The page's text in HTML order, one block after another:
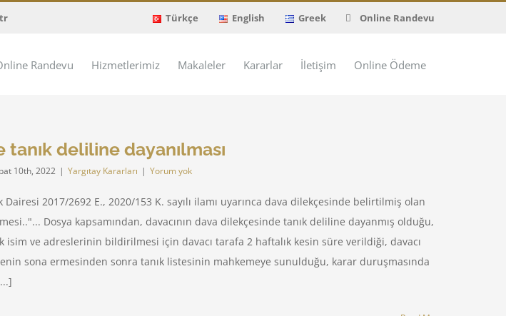
Türkçe English Greek Online Randevu
Randevu Hizmetlerimiz Makaleler Kararlar İletişim Online Ödeme
deliline dayanılması
10th, 2022 | Yargıtay Kararları | Yorum yok
Dairesi 2017/2692 E., 2020/153 K. sayılı ilamı uyarınca dava dilekçesinde belirtilmiş olan
Dosya kapsamından, davacının dava dilekçesinde tanık deliline dayanmış olduğu,
isim ve adreslerinin bildirilmesi için davacı tarafa 2 haftalık kesin süre verildiği, davacı
sona ermesinden sonra tanık listesinin mahkemeye sunulduğu, karar duruşmasında